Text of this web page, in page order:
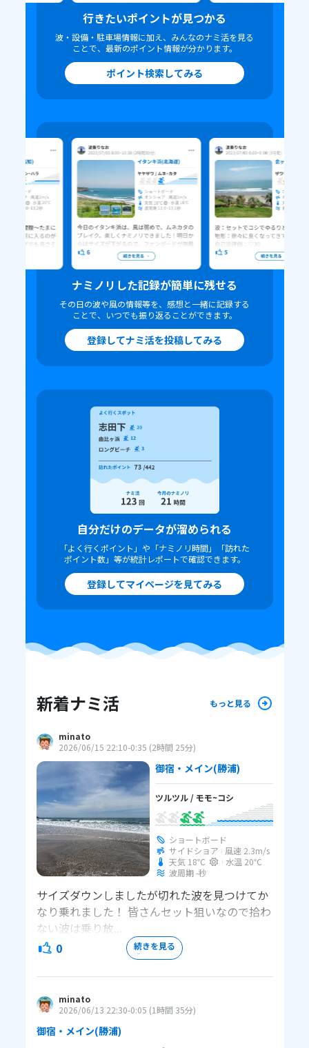
行きたいポイントが見つかる
波・設備・駐車場情報に加え、みんなのナミ活を見る
ことで、最新のポイント情報が分かります。
ポイント検索してみる
ナミノリした記録が簡単に残せる
その日の波や風の情報等を、感想と一緒に記録する
ことで、いつでも振り返ることができます。
登録してナミ活を投稿してみる
自分だけのデータが溜められる
「よく行くポイント」や「ナミノリ時間」「訪れた
ポイント数」等が統計レポートで確認できます。
登録してマイページを見てみる
新着ナミ活 もっと見る
minato
2026/06/15 22:10-0:35 (2時間 25分)
御宿・メイン(勝浦)
ツルツル/ モモ~コシ
ショートボード
サイドショア
風速 2.3m/s
天気 18℃
水温 20℃
波周期 -秒
サイズダウンしましたが切れた波を見つけてか
なり乗れました！ 皆さんセット狙いなので拾わ
ない波は乗り放...
0
続きを見る
minato
2026/06/13 22:30-0:05 (1時間 35分)
御宿・メイン(勝浦)